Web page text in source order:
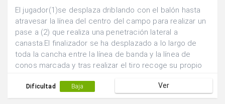
El jugador(1)se desplaza driblando con el balón hasta
atravesar la línea del centro del campo para realizar un
pase a (2) que realiza una penetración lateral a
canasta.El finalizador se ha desplazado a lo largo de
toda la cancha entre la línea de banda y la línea de
conos marcada y tras realizar el tiro recoge su propio
a acompañado la jugada para que realice las veces de
pasador mientras que (1) realiza la función de
Dificultad Baja Ver